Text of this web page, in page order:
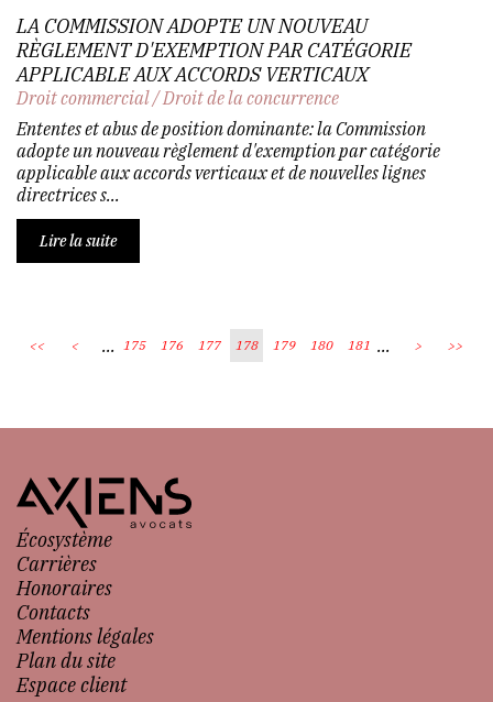
LA COMMISSION ADOPTE UN NOUVEAU
RÈGLEMENT D'EXEMPTION PAR CATÉGORIE
APPLICABLE AUX ACCORDS VERTICAUX
Droit commercial/Droit de la concurrence
Ententes et abus de position dominante: la Commission
adopte un nouveau règlement d'exemption par catégorie
applicable aux accords verticaux et de nouvelles lignes
directrices s...
Lire la suite
<< < ... 175 176 177 178 179 180 181 ... > >>
Écosystème
Carrières
Honoraires
Contacts
Mentions légales
Plan du site
Espace client